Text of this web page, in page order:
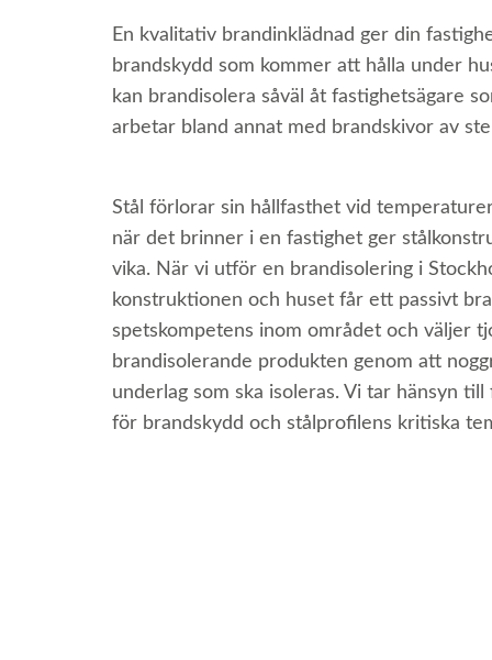
En kvalitativ brandinklädnad ger din
brandskydd som kommer att hålla under
kan brandisolera såväl åt fastighetsägare
arbetar bland annat med brandskivor av
Stål förlorar sin hållfasthet vid
när det brinner i en fastighet ger
vika. När vi utför en brandisolering i
konstruktionen och huset får ett passivt
spetskompetens inom området och väljer
brandisolerande produkten genom att
underlag som ska isoleras. Vi tar hänsyn
för brandskydd och stålprofilens kritiska